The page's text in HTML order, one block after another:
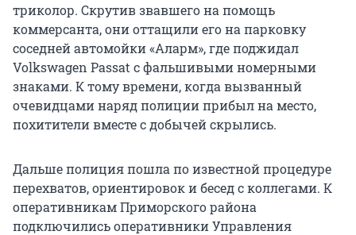
триколор. Скрутив звавшего на помощь
коммерсанта, они оттащили его на парковку
соседней автомойки «Аларм», где поджидал
Volkswagen Passat с фальшивыми номерными
знаками. К тому времени, когда вызванный
очевидцами наряд полиции прибыл на место,
похитители вместе с добычей скрылись.
Дальше полиция пошла по известной процедуре
перехватов, ориентировок и бесед с коллегами. К
оперативникам Приморского района
подключились оперативники Управления